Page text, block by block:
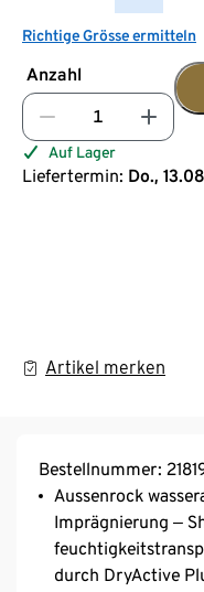
Richtige Grösse ermitteln
Anzahl
Auf Lager
Liefertermin: Do.,
Artikel merken
Bestellnummer:
Aussenrock
Imprägnierung ‒
durch DryActive